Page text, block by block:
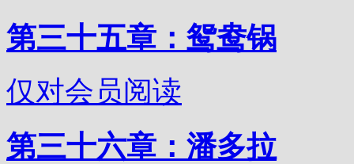
第三十五章：鸳鸯锅
仅对会员阅读
第三十六章：潘多拉